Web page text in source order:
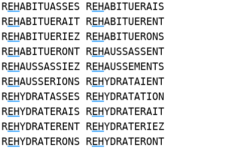
REHABITUASSES REHABITUERAIS
REHABITUERAIT REHABITUERENT
REHABITUERIEZ REHABITUERONS
REHABITUERONT REHAUSSASSENT
REHAUSSASSIEZ REHAUSSEMENTS
REHAUSSERIONS REHYDRATAIENT
REHYDRATASSES REHYDRATATION
REHYDRATERAIS REHYDRATERAIT
REHYDRATERENT REHYDRATERIEZ
REHYDRATERONS REHYDRATERONT